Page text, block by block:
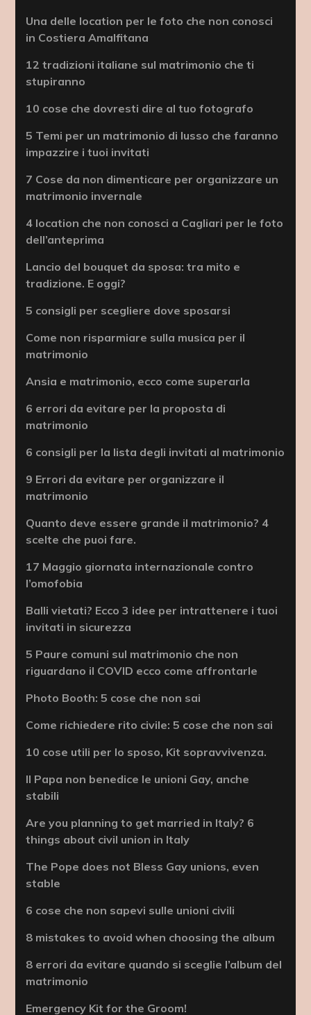
Una delle location per le foto che non conosci
in Costiera Amalfitana
12 tradizioni italiane sul matrimonio che ti
stupiranno
10 cose che dovresti dire al tuo fotografo
5 Temi per un matrimonio di lusso che faranno
impazzire i tuoi invitati
7 Cose da non dimenticare per organizzare un
matrimonio invernale
4 location che non conosci a Cagliari per le foto
dell’anteprima
Lancio del bouquet da sposa: tra mito e
tradizione. E oggi?
5 consigli per scegliere dove sposarsi
Come non risparmiare sulla musica per il
matrimonio
Ansia e matrimonio, ecco come superarla
6 errori da evitare per la proposta di
matrimonio
6 consigli per la lista degli invitati al matrimonio
9 Errori da evitare per organizzare il
matrimonio
Quanto deve essere grande il matrimonio? 4
scelte che puoi fare.
17 Maggio giornata internazionale contro
l’omofobia
Balli vietati? Ecco 3 idee per intrattenere i tuoi
invitati in sicurezza
5 Paure comuni sul matrimonio che non
riguardano il COVID ecco come affrontarle
Photo Booth: 5 cose che non sai
Come richiedere rito civile: 5 cose che non sai
10 cose utili per lo sposo, Kit sopravvivenza.
Il Papa non benedice le unioni Gay, anche
stabili
Are you planning to get married in Italy? 6
things about civil union in Italy
The Pope does not Bless Gay unions, even
stable
6 cose che non sapevi sulle unioni civili
8 mistakes to avoid when choosing the album
8 errori da evitare quando si sceglie l’album del
matrimonio
Emergency Kit for the Groom!